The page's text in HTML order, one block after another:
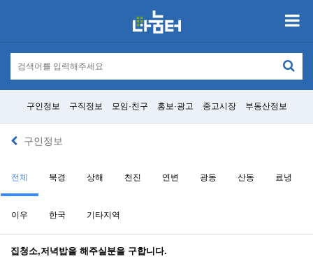
구인정보 구직정보 모임·친구 홍보·광고 중고시장 부동산정보
구인정보
전체 북경 상해 천진 연변 광동 산동 료녕
이우 한국 기타지역
집청소,저녁밥을 해주실분을 구합니다.